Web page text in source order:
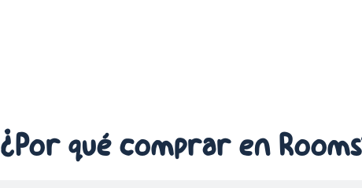
¿Por qué comprar en